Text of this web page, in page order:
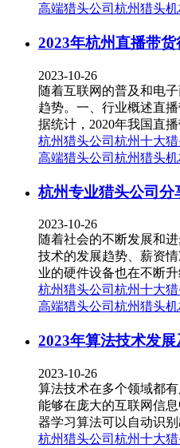
高端猎头公司 杭州猎头机
2023年杭州直播带
2023-10-26
随着互联网的普及和电
趋势。一、行业概述直
据统计，2020年我国直
杭州猎头公司 杭州十大猎
高端猎头公司 杭州猎头机
杭州专业猎头公司分
2023-10-26
随着社会的不断发展和
技术的发展趋势、薪资
业的硬件设备也在不断
杭州猎头公司 杭州十大猎
高端猎头公司 杭州猎头机
2023年算法技术发
2023-10-26
算法技术在多个领域都
能够在庞大的互联网信
器学习算法可以自动识
杭州猎头公司 杭州十大猎